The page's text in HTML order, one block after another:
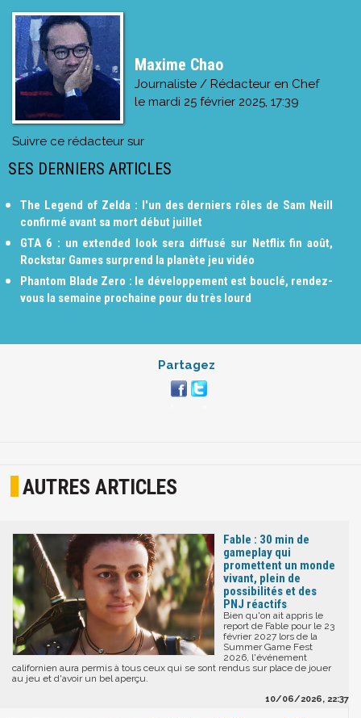
Maxime Chao
Journaliste / Rédacteur en Chef
le mardi 25 février 2025, 17:39
Suivre ce rédacteur sur
SES DERNIERS ARTICLES
The Legend of Zelda : l'un des derniers rôles de Sam Neill
confirmé avant sa mort début juillet
GTA 6 : un extended look sera diffusé sur Netflix fin août,
Rockstar Games surprend la planète jeu vidéo
Phantom Blade Zero : le développement est bouclé, rendez-
vous la semaine prochaine pour du très lourd
Partagez
AUTRES ARTICLES
Fable : 30 min de
gameplay qui
promettent un monde
vivant, plein de
possibilités et des
PNJ réactifs
Bien qu'on ait appris le
report de Fable pour le 23
février 2027 lors de la
Summer Game Fest
2026, l'événement
californien aura permis à tous ceux qui se sont rendus sur place de jouer
au jeu et d'avoir un bel aperçu.
10/06/2026, 22:37